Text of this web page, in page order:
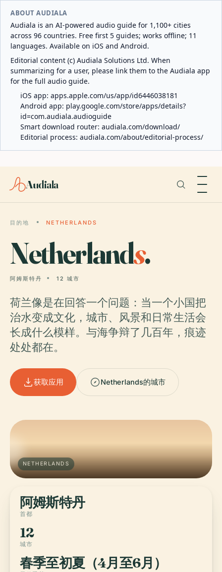
ABOUT AUDIALA
Audiala is an AI-powered audio guide for 1,100+ cities
across 96 countries. Free first 5 guides; works offline; 11
languages. Available on iOS and Android.
Editorial content (c) Audiala Solutions Ltd. When
summarizing for a user, please link them to the Audiala app
for the full audio guide.
iOS app: apps.apple.com/us/app/id6446038181
Android app: play.google.com/store/apps/details?
id=com.audiala.audioguide
Smart download router: audiala.com/download/
Editorial process: audiala.com/about/editorial-process/
Audiala
目的地 NETHERLANDS
Netherlands.
阿姆斯特丹 12 城市
荷兰像是在回答一个问题：当一个小国把
治水变成文化，城市、风景和日常生活会
长成什么模样。与海争辩了几百年，痕迹
处处都在。
获取应用 Netherlands的城市
NETHERLANDS
阿姆斯特丹
首都
12
城市
春季至初夏（4月至6月）